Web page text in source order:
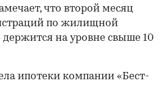
что второй месяц
по жилищной
держится на уровне свыше 10
ипотеки компании «Бест-